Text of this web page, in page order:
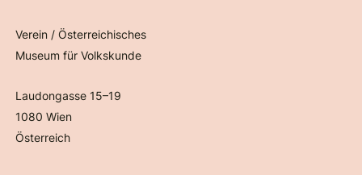
Verein / Österreichisches
Museum für Volkskunde
Laudongasse 15–19
1080 Wien
Österreich